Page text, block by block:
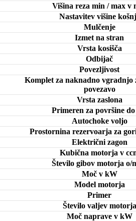
Višina reza min / max v
Nastavitev višine
Mulčenje
Izmet na stran
Vrsta kosišča
Odbijač
Povezljivost
Komplet za naknadno vgradnjo
povezavo
Vrsta zaslona
Primeren za površine
Autochoke voljo
Prostornina rezervoarja za
Električni zagon
Kubična motorja v
Število gibov motorja o/
Moč v kW
Model motorja
Primer
Število valjev motorja
Moč naprave v kW